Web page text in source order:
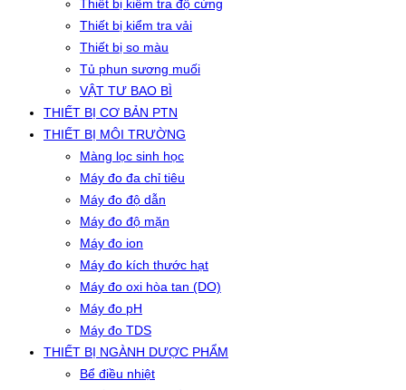
Thiết bị kiểm tra độ cứng
Thiết bị kiểm tra vải
Thiết bị so màu
Tủ phun sương muối
VẬT TƯ BAO BÌ
THIẾT BỊ CƠ BẢN PTN
THIẾT BỊ MÔI TRƯỜNG
Màng lọc sinh học
Máy đo đa chỉ tiêu
Máy đo độ dẫn
Máy đo độ mặn
Máy đo ion
Máy đo kích thước hạt
Máy đo oxi hòa tan (DO)
Máy đo pH
Máy đo TDS
THIẾT BỊ NGÀNH DƯỢC PHẨM
Bể điều nhiệt